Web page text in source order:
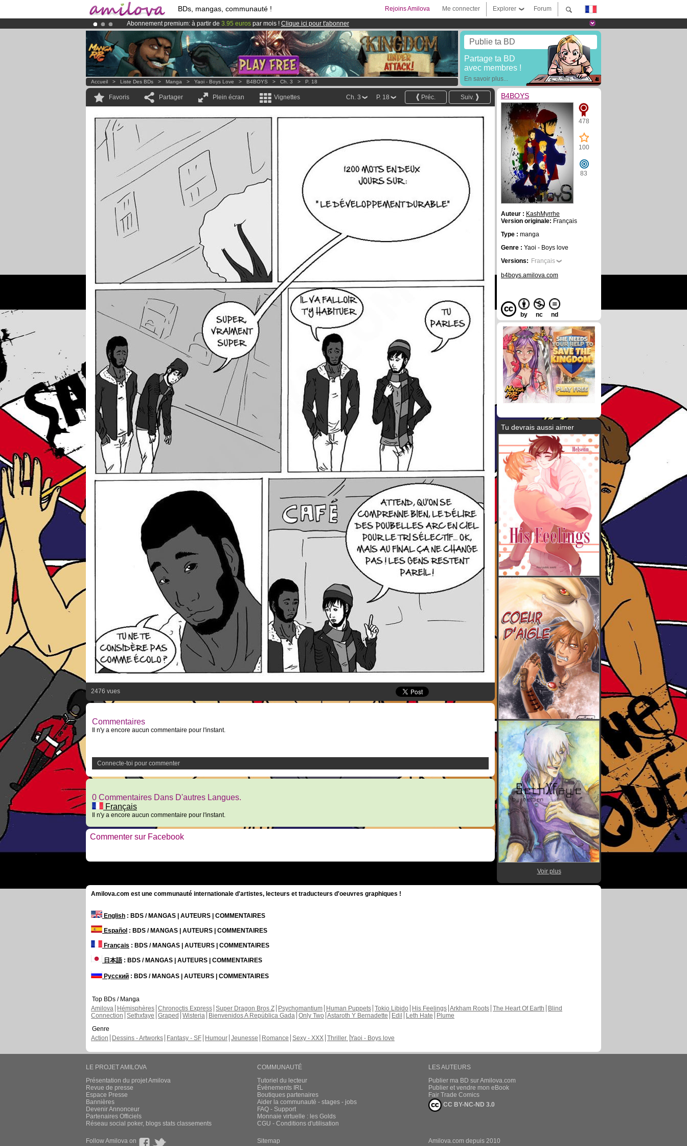
BDs, mangas, communauté ! Forum
Explorer
Me connecter
Rejoins Amilova
Abonnement premium: à partir de 3.95 euros par mois ! Clique ici pour t'abonner
Déjà 100000membreset 1000BDs & Mangas!
LeKickstarter Amilova est désormais lancé
Publie ta BD
Partage ta BD
avec membres !
En savoir plus...
Accueil > Liste Des BDs > Manga > Yaoi - Boys Love > B4BOYS > Ch. 3 > P. 18
Favoris Partager Plein écran Vignettes Suiv.
Préc.
P. 18
Ch. 3
2476 vues
Commentaires
Il n'y a encore aucun commentaire pour l'instant.
Connecte-toi pour commenter
0 Commentaires Dans D'autres Langues.
Français
Il n'y a encore aucun commentaire pour l'instant.
Commenter sur Facebook
B4BOYS
478
100
83
Auteur : KashMyrrhe
Version originale: Français
Type : manga
Genre : Yaoi - Boys love
Versions: Français
b4boys.amilova.com
by nc nd
Tu devrais aussi aimer
Voir plus
Amilova.com est une communauté internationale d'artistes, lecteurs et traducteurs d'oeuvres graphiques !
English : BDS / MANGAS | AUTEURS | COMMENTAIRES
Español : BDS / MANGAS | AUTEURS | COMMENTAIRES
Français : BDS / MANGAS | AUTEURS | COMMENTAIRES
日本語: BDS / MANGAS | AUTEURS | COMMENTAIRES
Русский : BDS / MANGAS | AUTEURS | COMMENTAIRES
Top BDs / Manga
Amilova
Hémisphères Chronoctis Express Super Dragon Bros Z Psychomantium Human Puppets Tokio Libido His Feelings Arkham Roots The Heart Of Earth
Blind
Connection Sethxfaye Graped Wisteria Bienvenidos A República Gada Only Two Astaroth Y Bernadette Edil Leth Hate
Plume
Genre
Action
Dessins - Artworks Fantasy - SF Humour Jeunesse Romance Sexy - XXX Thriller Yaoi - Boys love
LE PROJET AMILOVA
Présentation du projet Amilova
Revue de presse
Espace Presse
Bannières
Devenir Annonceur
Partenaires Officiels
Réseau social poker, blogs stats classements
COMMUNAUTÉ
Tutoriel du lecteur
Évènements IRL
Boutiques partenaires
Aider la communauté - stages - jobs
FAQ - Support
Monnaie virtuelle : les Golds
CGU - Conditions d'utilisation
LES AUTEURS
Publier ma BD sur Amilova.com
Publier et vendre mon eBook
Fair Trade Comics
CC BY-NC-ND 3.0
Follow Amilova on Sitemap Amilova.com depuis 2010